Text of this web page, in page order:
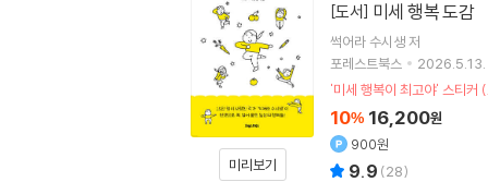
미리보기
[도서] 미세 행복 도감
썩어라 수시생저
포레스트북스
2026.5.13.
'미세 행복이 최고야' 스티커
10% 16,200원
900원
9.9 (28)